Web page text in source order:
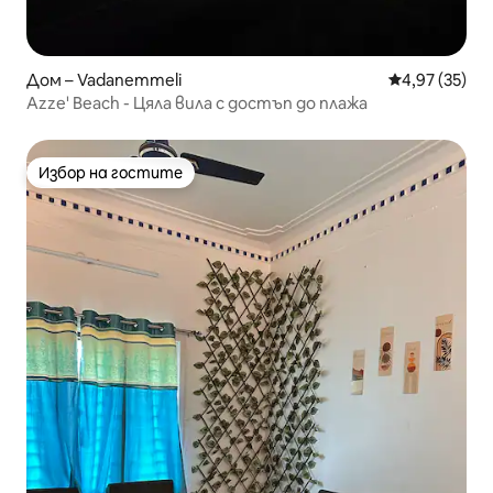
Дом – Vadanemmeli Средна
4,97 (35)
Azze' Beach - Цяла вила с достъп до плажа
Избор на гостите
Избор на гостите